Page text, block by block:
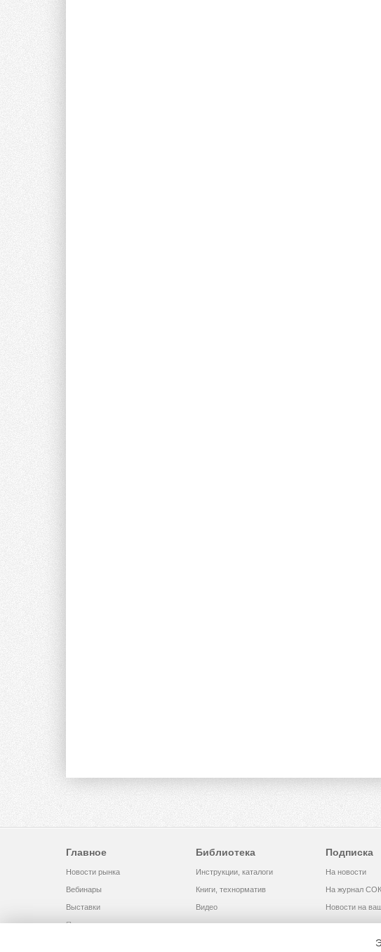
Главное
Новости рынка
Вебинары
Выставки
Помощь
Библиотека
Инструкции, каталоги
Книги, технорматив
Видео
Подписка
На новости
На журнал СОК
Новости на